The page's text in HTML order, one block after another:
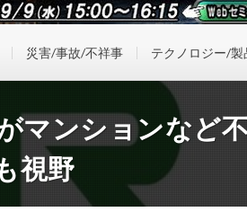
災害/事故/不祥事 テクノロジー/製
マンションなど
視野